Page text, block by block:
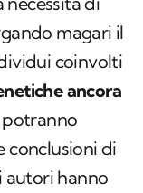
magari il
coinvolti
ancora
potranno
conclusioni di
autori hanno